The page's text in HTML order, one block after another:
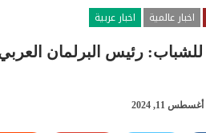
اخبار عالمية
اخبار عربية
للشباب: رئيس البرلمان
أغسطس 11, 2024